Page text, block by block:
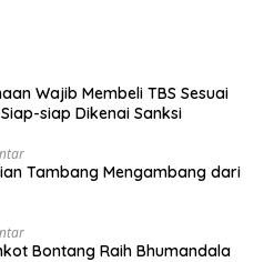
Wajib Membeli TBS Sesuai
siap Dikenai Sanksi
Tambang Mengambang dari
Bontang Raih Bhumandala